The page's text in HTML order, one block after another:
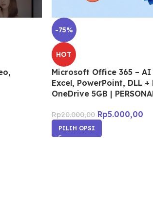
-75%
HOT
Microsoft Office 365 – AI
Excel, PowerPoint, DLL +
OneDrive 5GB |
Rp20.000,00 Rp5.000,00
PILIH OPSI